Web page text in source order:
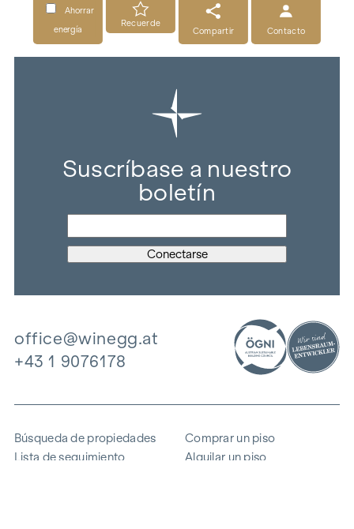
Ahorrar
energía
Recuerde
Compartir
Contacto
Suscríbase a nuestro
boletín
office@winegg.at
+43 1 9076178
Búsqueda de propiedades
Lista de seguimiento
Comprar un piso
Alquilar un piso